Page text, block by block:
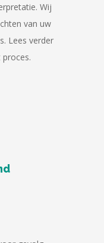
Wij
van uw
Lees verder